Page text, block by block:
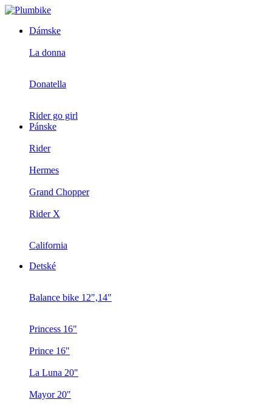
Dámske
La donna
Donatella
Rider go girl
Pánske
Rider
Hermes
Grand Chopper
Rider X
California
Detské
Balance bike 12",14"
Princess 16"
Prince 16"
La Luna 20"
Mayor 20"